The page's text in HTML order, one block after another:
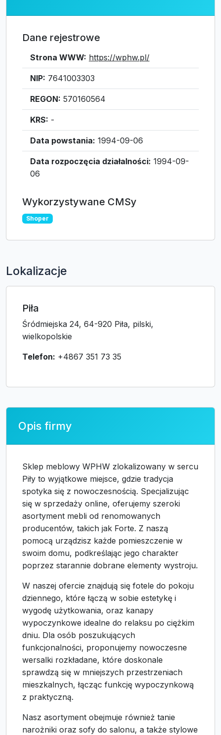
Dane rejestrowe
Strona WWW: https://wphw.pl/
NIP: 7641003303
REGON: 570160564
KRS: -
Data powstania: 1994-09-06
Data rozpoczęcia działalności: 1994-09-
06
Wykorzystywane CMSy
Shoper
Lokalizacje
Piła
Śródmiejska 24, 64-920 Piła, pilski,
wielkopolskie
Telefon: +4867 351 73 35
Opis firmy
Sklep meblowy WPHW zlokalizowany w sercu
Piły to wyjątkowe miejsce, gdzie tradycja
spotyka się z nowoczesnością. Specjalizując
się w sprzedaży online, oferujemy szeroki
asortyment mebli od renomowanych
producentów, takich jak Forte. Z naszą
pomocą urządzisz każde pomieszczenie w
swoim domu, podkreślając jego charakter
poprzez starannie dobrane elementy wystroju.
W naszej ofercie znajdują się fotele do pokoju
dziennego, które łączą w sobie estetykę i
wygodę użytkowania, oraz kanapy
wypoczynkowe idealne do relaksu po ciężkim
dniu. Dla osób poszukujących
funkcjonalności, proponujemy nowoczesne
wersalki rozkładane, które doskonale
sprawdzą się w mniejszych przestrzeniach
mieszkalnych, łącząc funkcję wypoczynkową
z praktyczną.
Nasz asortyment obejmuje również tanie
narożniki oraz sofy do salonu, a także stylowe